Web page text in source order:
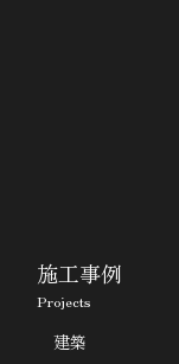
施工事例
Projects
建築